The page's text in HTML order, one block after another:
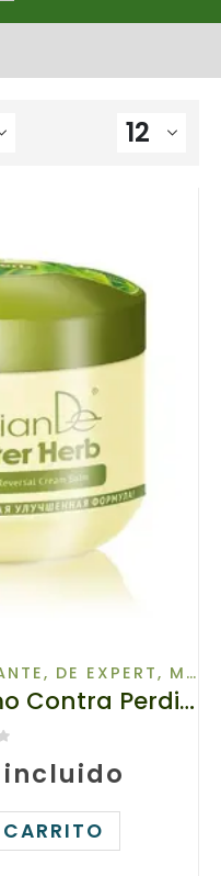
, DE EXPERT, MASTER HERB
21311 Crema-Bálsamo Contra Perdida del Pelo TIANDE Master Herb, 500g, Se fortalece las raíces
incluido